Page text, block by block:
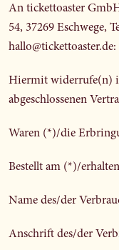
An tickettoaster
54, 37269 Eschwege,
hallo@tickettoaster.de:
Hiermit widerrufe(n)
abgeschlossenen
Waren (*)/die
Bestellt am (*)/
Name des/der
Anschrift des/der